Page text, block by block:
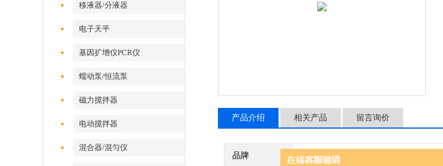
移液器/分液器
电子天平
基因扩增仪PCR仪
蠕动泵/恒流泵
磁力搅拌器
电动搅拌器
混合器/混匀仪
产品介绍 相关产品 留言询价
品牌 其林贝尔